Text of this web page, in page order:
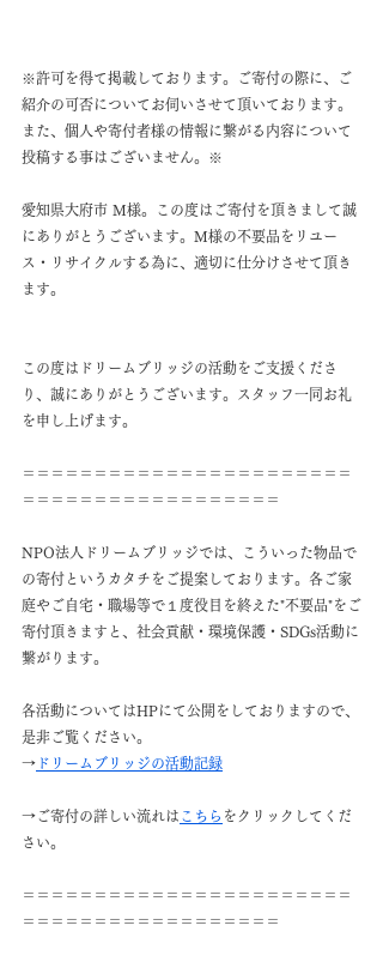
※許可を得て掲載しております。ご寄付の際に、ご
紹介の可否についてお伺いさせて頂いております。
また、個人や寄付者様の情報に繋がる内容について
投稿する事はございません。※
愛知県大府市 M様。この度はご寄付を頂きまして誠
にありがとうございます。M様の不要品をリユー
ス・リサイクルする為に、適切に仕分けさせて頂き
ます。
この度はドリームブリッジの活動をご支援くださ
り、誠にありがとうございます。スタッフ一同お礼
を申し上げます。
＝＝＝＝＝＝＝＝＝＝＝＝＝＝＝＝＝＝＝＝＝＝＝
＝＝＝＝＝＝＝＝＝＝＝＝＝＝＝＝＝＝
NPO法人ドリームブリッジでは、こういった物品で
の寄付というカタチをご提案しております。各ご家
庭やご自宅・職場等で１度役目を終えた"不要品"をご
寄付頂きますと、社会貢献・環境保護・SDGs活動に
繋がります。
各活動についてはHPにて公開をしておりますので、
是非ご覧ください。
→ ドリームブリッジの活動記録
→ご寄付の詳しい流れは こちら をクリックしてくだ
さい。
＝＝＝＝＝＝＝＝＝＝＝＝＝＝＝＝＝＝＝＝＝＝＝
＝＝＝＝＝＝＝＝＝＝＝＝＝＝＝＝＝＝